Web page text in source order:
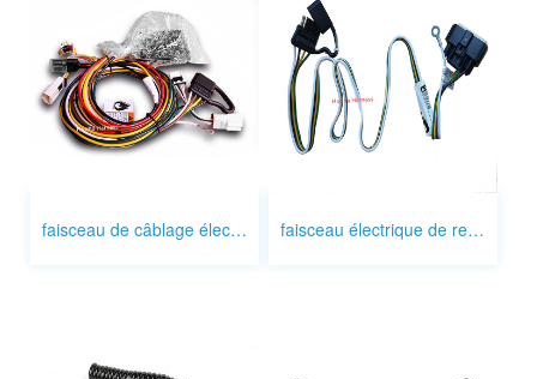
faisceau de câblage électrique de remorque faisceau électrique de remorque